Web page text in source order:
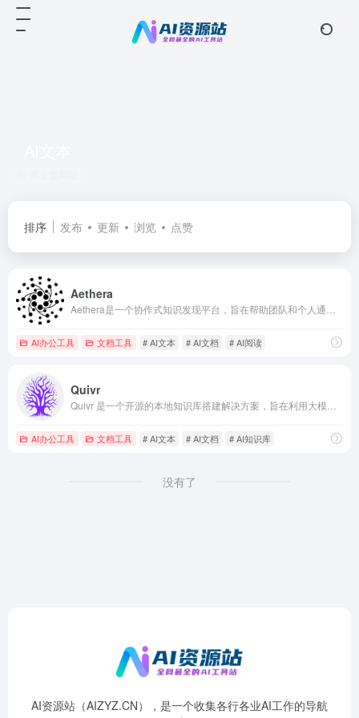
排序 发布 更新 浏览 点赞
Aethera
AI办公工具 文档工具 # AI文本 # AI文档 # AI阅读
Quivr
AI办公工具 文档工具 # AI文本 # AI文档 # AI知识库
没有了
AI资源站（AIZYZ.CN），是一个收集各行各业AI工作的导航